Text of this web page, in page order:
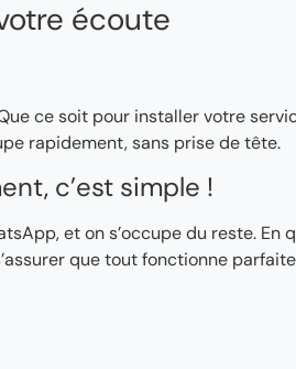
écoute
ce soit pour installer votre
rapidement, sans prise de tête.
c’est simple !
et on s’occupe du reste.
que tout fonctionne